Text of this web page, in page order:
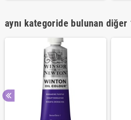
aynı kategoride bulunan diğer